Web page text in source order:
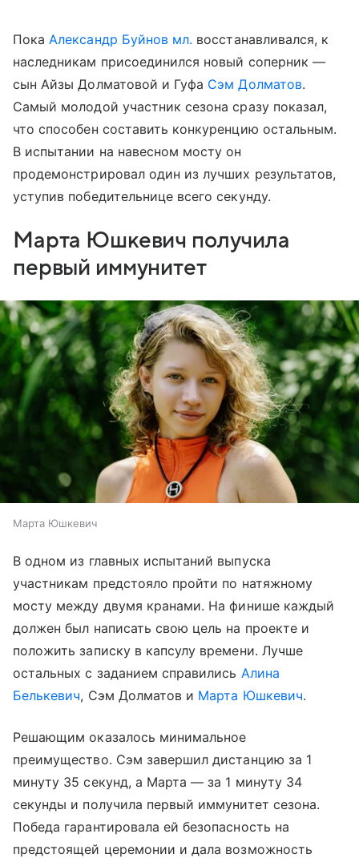
ПокаАлександр Буйнов мл. восстанавливался, к
наследникам присоединился новый соперник —
сын Айзы Долматовой и Гуфа Сэм Долматов.
Самый молодой участник сезона сразу показал,
что способен составить конкуренцию остальным.
В испытании на навесном мосту он
продемонстрировал один из лучших результатов,
уступив победительнице всего секунду.
Марта Юшкевич получила
первый иммунитет
Марта Юшкевич
В одном из главных испытаний выпуска
участникам предстояло пройти по натяжному
мосту между двумя кранами. На финише каждый
должен был написать свою цель на проекте и
положить записку в капсулу времени. Лучше
остальных с заданием справились Алина
Белькевич, Сэм Долматов и Марта Юшкевич.
Решающим оказалось минимальное
преимущество. Сэм завершил дистанцию за 1
минуту 35 секунд, а Марта — за 1 минуту 34
секунды и получила первый иммунитет сезона.
Победа гарантировала ей безопасность на
предстоящей церемонии и дала возможность